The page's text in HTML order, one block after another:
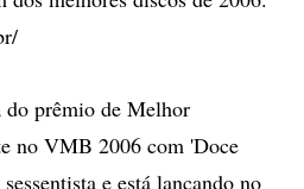
do prêmio de Melhor
no VMB 2006 com 'Doce
e está lançando no